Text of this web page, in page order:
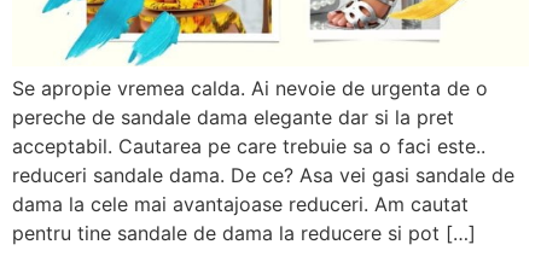
Se apropie vremea calda. Ai nevoie de urgenta de o
pereche de sandale dama elegante dar si la pret
acceptabil. Cautarea pe care trebuie sa o faci este..
reduceri sandale dama. De ce? Asa vei gasi sandale de
dama la cele mai avantajoase reduceri. Am cautat
pentru tine sandale de dama la reducere si pot […]